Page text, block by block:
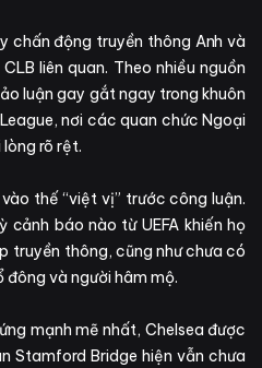
chấn động truyền thông Anh và
liên quan. Theo nhiều nguồn
luận gay gắt ngay trong khuôn
nơi các quan chức Ngoại
lòng rõ rệt.
thế “việt vị” trước công luận.
cảnh báo nào từ UEFA khiến họ
truyền thông, cũng như chưa có
và người hâm mộ.
mạnh mẽ nhất, Chelsea được
Stamford Bridge hiện vẫn chưa